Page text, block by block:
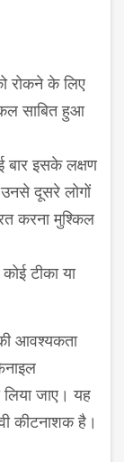
रोकने के लिए
साबित हुआ
बार इसके लक्षण
दूसरे लोगों
करना मुश्किल
टीका या
आवश्यकता
लिया जाए। यह
कीटनाशक है।